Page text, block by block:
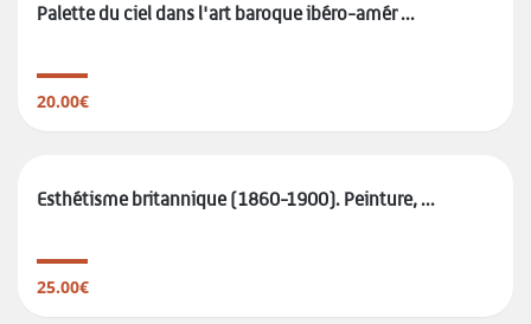
Palette du ciel dans l'art baroque ibéro-amér ...
20.00€
Esthétisme britannique (1860-1900). Peinture, ...
25.00€